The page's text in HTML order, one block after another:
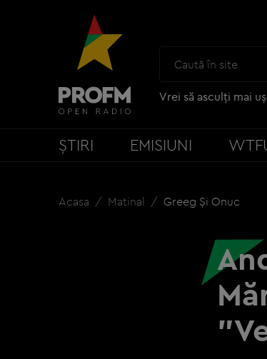
Vrei să asculți mai
ȘTIRI EMISIUNI
Acasa Matinal Greeg Și Onuc